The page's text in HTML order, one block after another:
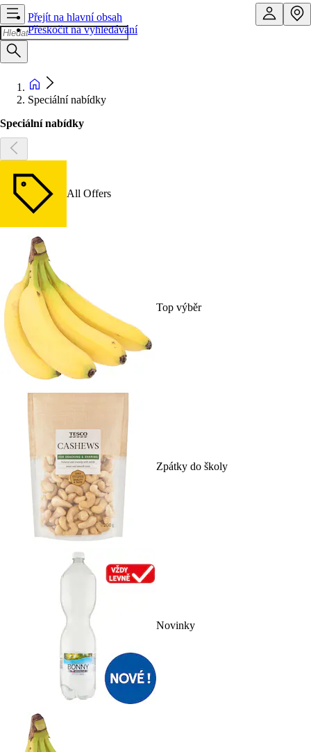
Přejít na hlavní obsah
Přeskočit na vyhledávání
Speciální nabídky
Speciální nabídky
All Offers
Top výběr
Zpátky do školy
Novinky